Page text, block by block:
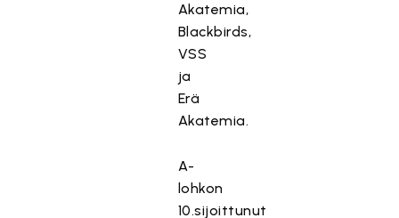
Akatemia,
Blackbirds,
VSS
ja
Erä
Akatemia.
A-
lohkon
10.sijoittunut